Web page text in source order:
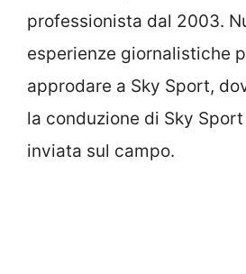
professionista dal 2003.
esperienze giornalistiche
approdare a Sky Sport,
la conduzione di Sky
inviata sul campo.